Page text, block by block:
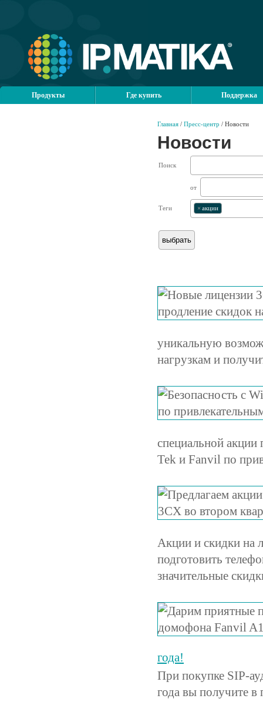
Продукты Где купить Поддержка
Главная / Пресс-центр / Новости
Новости
Поиск
от
Теги × акции
уникальную
нагрузкам и
специальной
Tek и Fanvil по
Акции и скидки на
подготовить
значительные
года!
При покупке SIP-
года вы получите